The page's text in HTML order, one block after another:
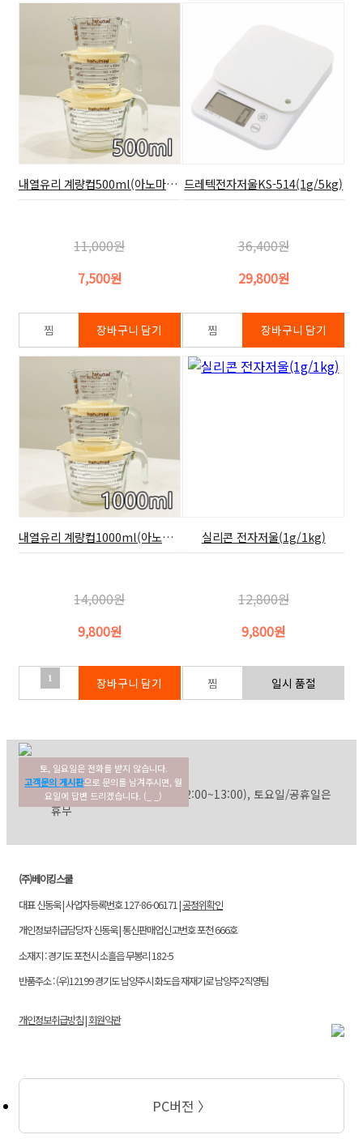
내열유리 계량컵500ml(아노마드,뚜껑 포함)
11,000원
7,500원
드레텍전자저울KS-514(1g/5kg)
36,400원
29,800원
내열유리 계량컵1000ml(아노마드,뚜껑 포함)
14,000원
9,800원
실리콘 전자저울(1g/1kg)
12,800원
9,800원
1
토, 일요일은 전화를 받지 않습니다.
고객문의 게시판으로 문의를 남겨주시면, 월
요일에 답변 드리겠습니다. (_ _)
고객센터 02-354-3022
평일: 09:30~17:30 (점심: 12:00~13:00), 토요일/공휴일은
휴무
(주)베이킹스쿨
대표 신동욱 | 사업자등록번호 127-86-06171 |공정위확인
개인정보취급담당자 신동욱 | 통신판매업신고번호 포천 666호
소재지 : 경기도 포천시 소흘읍 무봉리 182-5
반품주소 : (우)12199 경기도 남양주시 화도읍 재재기로 남양주2직영팀
개인정보취급방침|회원약관
PC버전 〉